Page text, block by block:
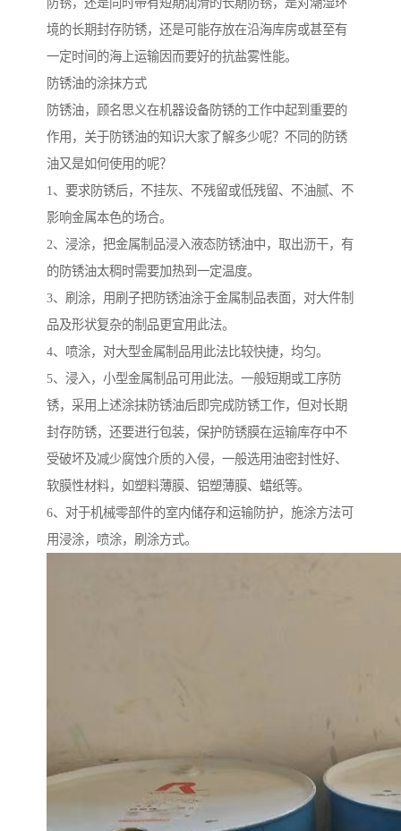
防锈，还是同时带有短期润滑的长期防锈，是对潮湿环
境的长期封存防锈，还是可能存放在沿海库房或甚至有
一定时间的海上运输因而要好的抗盐雾性能。
防锈油的涂抹方式
防锈油，顾名思义在机器设备防锈的工作中起到重要的
作用，关于防锈油的知识大家了解多少呢？不同的防锈
油又是如何使用的呢？
1、要求防锈后，不挂灰、不残留或低残留、不油腻、不
影响金属本色的场合。
2、浸涂，把金属制品浸入液态防锈油中，取出沥干，有
的防锈油太稠时需要加热到一定温度。
3、刷涂，用刷子把防锈油涂于金属制品表面，对大件制
品及形状复杂的制品更宜用此法。
4、喷涂，对大型金属制品用此法比较快捷，均匀。
5、浸入，小型金属制品可用此法。一般短期或工序防
锈，采用上述涂抹防锈油后即完成防锈工作，但对长期
封存防锈，还要进行包装，保护防锈膜在运输库存中不
受破坏及减少腐蚀介质的入侵，一般选用油密封性好、
软膜性材料，如塑料薄膜、铝塑薄膜、蜡纸等。
6、对于机械零部件的室内储存和运输防护，施涂方法可
用浸涂，喷涂，刷涂方式。